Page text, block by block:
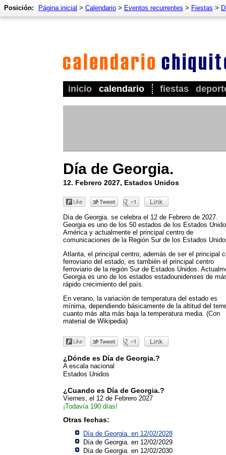
inicio calendario fiestas
Posición: Página inicial > Calendario > Eventos recurrentes > Fiestas >
Día de Georgia.
12. Febrero 2027, Estados Unidos
Día de Georgia. se celebra el 12 de Febrero de 2027.
Georgia es uno de los 50 estados de los Estados
América y actualmente el principal centro de
comunicaciones de la Región Sur de los Estados
Atlanta, el principal centro, además de ser el principal
ferroviario del estado, es también el principal centro
ferroviario de la región Sur de Estados Unidos.
Georgia es uno de los estados estadounidenses de
rápido crecimiento del país.
En verano, la variación de temperatura del estado es
mínima, dependiendo básicamente de la altitud del
cuanto más alta más baja la temperatura media. (Con
material de Wikipedia)
¿Dónde es Día de Georgia.?
A escala nacional
Estados Unidos
¿Cuando es Día de Georgia.?
Viernes, el 12 de Febrero 2027
¡Todavía 190 días!
Otras fechas:
Día de Georgia. en 12/02/2028
Día de Georgia. en 12/02/2029
Día de Georgia. en 12/02/2030